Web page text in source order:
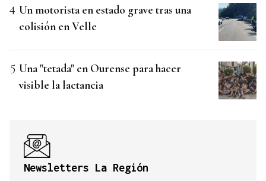
Un motorista en estado grave tras una
colisión en Velle
Una "tetada" en Ourense para hacer
visible la lactancia
Newsletters La Región